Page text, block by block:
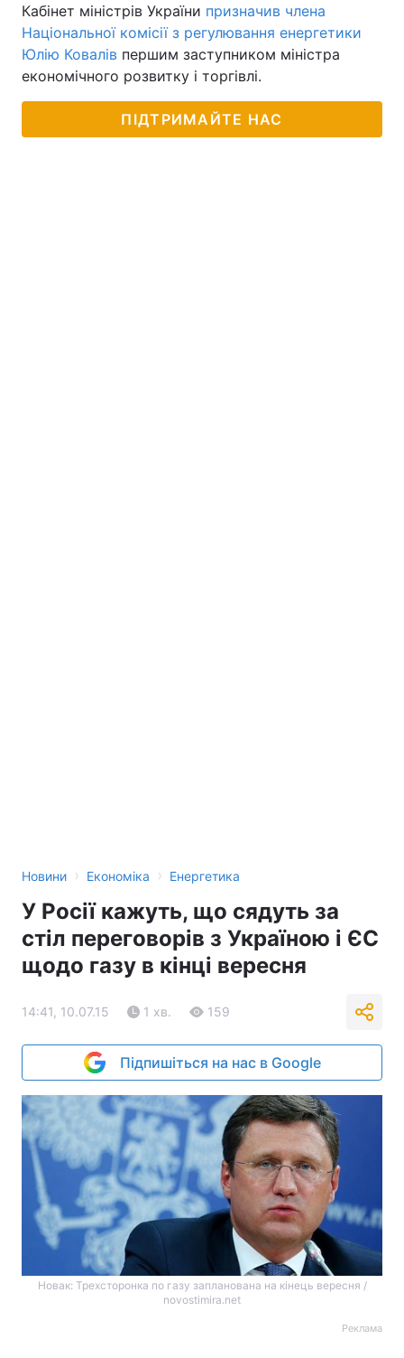
Кабінет міністрів України призначив члена
Національної комісії з регулювання енергетики
Юлію Ковалів першим заступником міністра
економічного розвитку і торгівлі.
ПІДТРИМАЙТЕ НАС
Новини › Економіка › Енергетика
У Росії кажуть, що сядуть за
стіл переговорів з Україною і ЄС
щодо газу в кінці вересня
14:41, 10.07.15 1 хв. 159
Підпишіться на нас в Google
Новак: Трехсторонка по газу запланована на кінець вересня /
novostimira.net
Реклама